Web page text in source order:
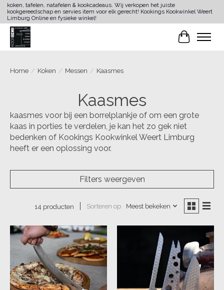
koken, tafelen, natafelen & kookcadeaus. Wij verkopen het juiste
kookgereedschap en servies item voor elk gerecht! Kookings Kookwinkel Weert
Limburg Online en fysieke winkel!
Home / Koken / Messen / Kaasmes
Kaasmes
kaasmes voor bij een borrelplankje of om een grote
kaas in porties te verdelen, je kan het zo gek niet
bedenken of Kookings Kookwinkel Weert Limburg
heeft er een oplossing voor.
Filters weergeven
14 producten Sorteren op Meest bekeken